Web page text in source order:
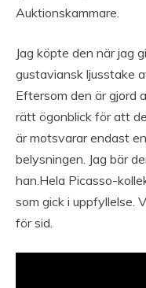
Auktionskammare.
Jag köpte den när jag
gustaviansk ljusstake
Eftersom den är gjord
rätt ögonblick för att
är motsvarar endast
belysningen. Jag bär
han.Hela Picasso-
som gick i uppfyllelse.
för sid.